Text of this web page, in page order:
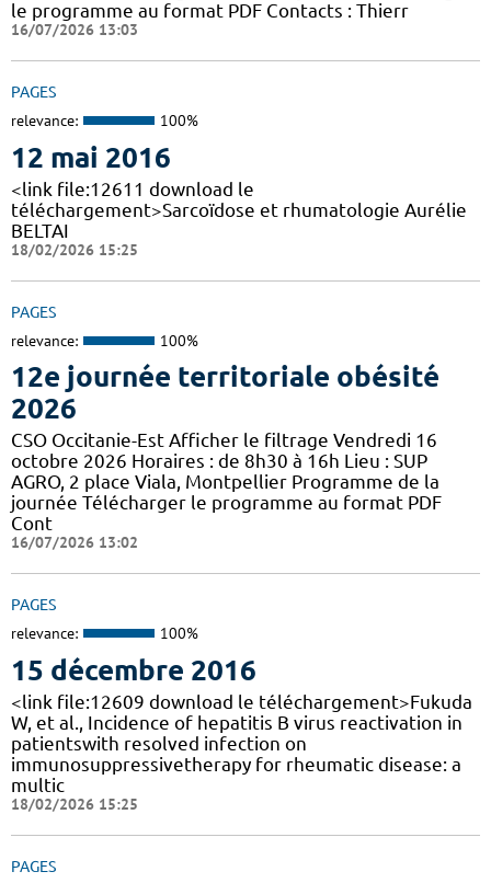
le programme au format PDF Contacts : Thierr
16/07/2026 13:03
PAGES
relevance: 100%
12 mai 2016
<link file:12611 download le
téléchargement>Sarcoïdose et rhumatologie Aurélie
BELTAI
18/02/2026 15:25
PAGES
relevance: 100%
12e journée territoriale obésité
2026
CSO Occitanie-Est Afficher le filtrage Vendredi 16
octobre 2026 Horaires : de 8h30 à 16h Lieu : SUP
AGRO, 2 place Viala, Montpellier Programme de la
journée Télécharger le programme au format PDF
Cont
16/07/2026 13:02
PAGES
relevance: 100%
15 décembre 2016
<link file:12609 download le téléchargement>Fukuda
W, et al., Incidence of hepatitis B virus reactivation in
patientswith resolved infection on
immunosuppressivetherapy for rheumatic disease: a
multic
18/02/2026 15:25
PAGES